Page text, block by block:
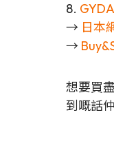
8. GYDA
→ 日本
→
想要買
到嘅話